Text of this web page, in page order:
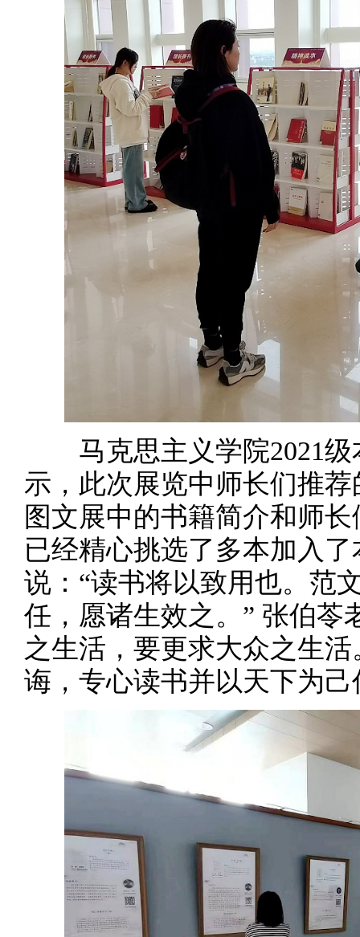
马克思主义学院2021级
示，此次展览中师长们推
图文展中的书籍简介和师
已经精心挑选了多本加入
说：“读书将以致用也。范
任，愿诸生效之。” 张伯苓
之生活，要更求大众之生
诲，专心读书并以天下为己